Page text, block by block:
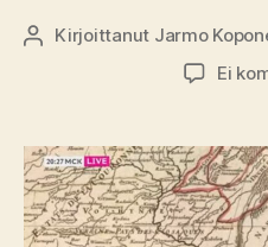
Kirjoittaja
Kirjoittanut Jarmo
Ei